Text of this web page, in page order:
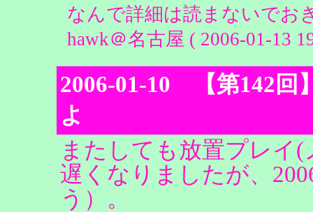
なんで詳細は読まないで
hawk＠名古屋 ( 2006-01-13
2006-01-10 【第142回
よ
またしても放置プレイ
遅くなりましたが、
う）。